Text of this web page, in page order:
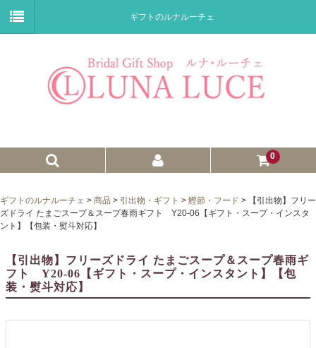
ギフトのルナルーチェ
0
プチギフト
子育て卒業証書
ギフトのルナルーチェ > 商品 > 引出物・ギフト > 鰹節・フード >
【引出物】フリー
ズドライ たまごスープ＆スープ春雨ギフト Y20-06【ギフト・スープ・インスタ
ント】【包装・熨斗対応】
【引出物】フリーズドライ たまごスープ＆スープ春雨ギ
フト Y20-06【ギフト・スープ・インスタント】【包
装・熨斗対応】